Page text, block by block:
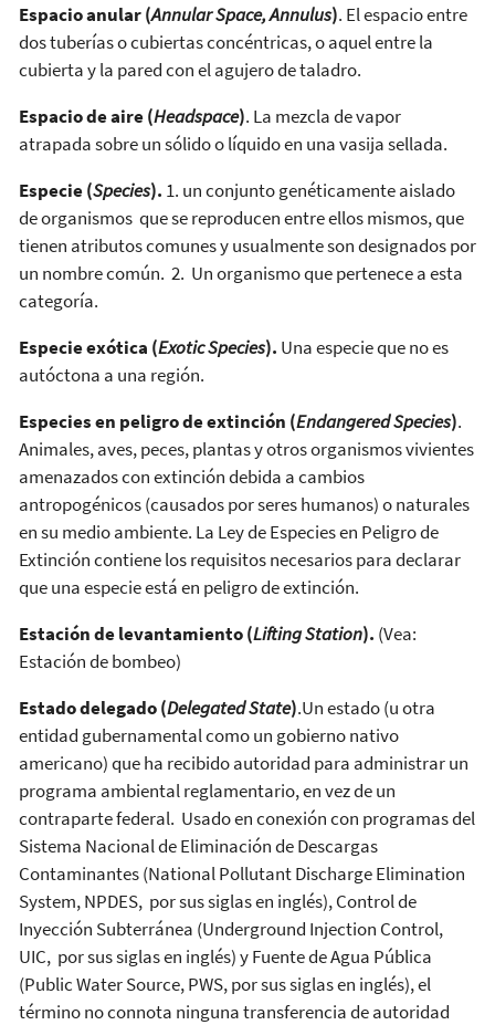
Espacio anular (Annular Space, Annulus). El espacio entre
dos tuberías o cubiertas concéntricas, o aquel entre la
cubierta y la pared con el agujero de taladro.
Espacio de aire (Headspace). La mezcla de vapor
atrapada sobre un sólido o líquido en una vasija sellada.
Especie (Species). 1. un conjunto genéticamente aislado
de organismos que se reproducen entre ellos mismos, que
tienen atributos comunes y usualmente son designados por
un nombre común. 2. Un organismo que pertenece a esta
categoría.
Especie exótica (Exotic Species). Una especie que no es
autóctona a una región.
Especies en peligro de extinción (Endangered Species).
Animales, aves, peces, plantas y otros organismos vivientes
amenazados con extinción debida a cambios
antropogénicos (causados por seres humanos) o naturales
en su medio ambiente. La Ley de Especies en Peligro de
Extinción contiene los requisitos necesarios para declarar
que una especie está en peligro de extinción.
Estación de levantamiento (Lifting Station). (Vea:
Estación de bombeo)
Estado delegado (Delegated State).Un estado (u otra
entidad gubernamental como un gobierno nativo
americano) que ha recibido autoridad para administrar un
programa ambiental reglamentario, en vez de un
contraparte federal. Usado en conexión con programas del
Sistema Nacional de Eliminación de Descargas
Contaminantes (National Pollutant Discharge Elimination
System, NPDES, por sus siglas en inglés), Control de
Inyección Subterránea (Underground Injection Control,
UIC, por sus siglas en inglés) y Fuente de Agua Pública
(Public Water Source, PWS, por sus siglas en inglés), el
término no connota ninguna transferencia de autoridad